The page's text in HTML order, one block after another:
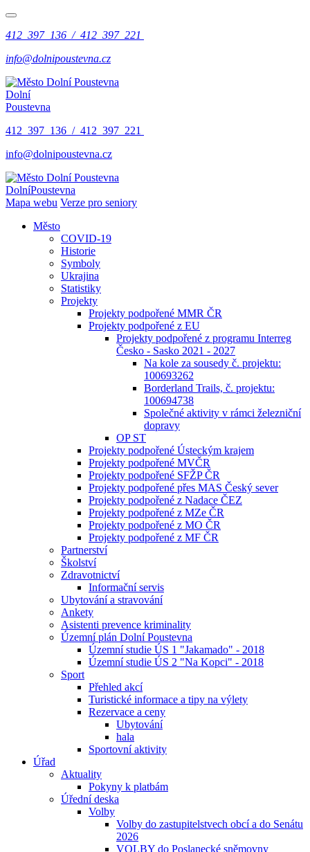
412 397 136 / 412 397 221
info@dolnipoustevna.cz
Dolní
Poustevna
412 397 136 / 412 397 221
info@dolnipoustevna.cz
DolníPoustevna
Mapa webu Verze pro seniory
Město
COVID-19
Historie
Symboly
Ukrajina
Statistiky
Projekty
Projekty podpořené MMR ČR
Projekty podpořené z EU
Projekty podpořené z programu Interreg
Česko - Sasko 2021 - 2027
Na kole za sousedy č. projektu:
100693262
Borderland Trails, č. projektu:
100694738
Společné aktivity v rámci železniční
dopravy
OP ST
Projekty podpořené Ústeckým krajem
Projekty podpořené MVČR
Projekty podpořené SFŽP ČR
Projekty podpořené přes MAS Český sever
Projekty podpořené z Nadace ČEZ
Projekty podpořené z MZe ČR
Projekty podpořené z MO ČR
Projekty podpořené z MF ČR
Partnerství
Školství
Zdravotnictví
Informační servis
Ubytování a stravování
Ankety
Asistenti prevence kriminality
Územní plán Dolní Poustevna
Územní studie ÚS 1 "Jakamado" - 2018
Územní studie ÚS 2 "Na Kopci" - 2018
Sport
Přehled akcí
Turistické informace a tipy na výlety
Rezervace a ceny
Ubytování
hala
Sportovní aktivity
Úřad
Aktuality
Pokyny k platbám
Úřední deska
Volby
Volby do zastupitelstvech obcí a do Senátu
2026
VOLBY do Poslanecké sněmovny